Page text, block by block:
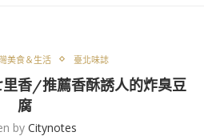
美食＆生活 臺北味誌
香/推薦香酥誘人的炸臭豆
腐
by Citynotes